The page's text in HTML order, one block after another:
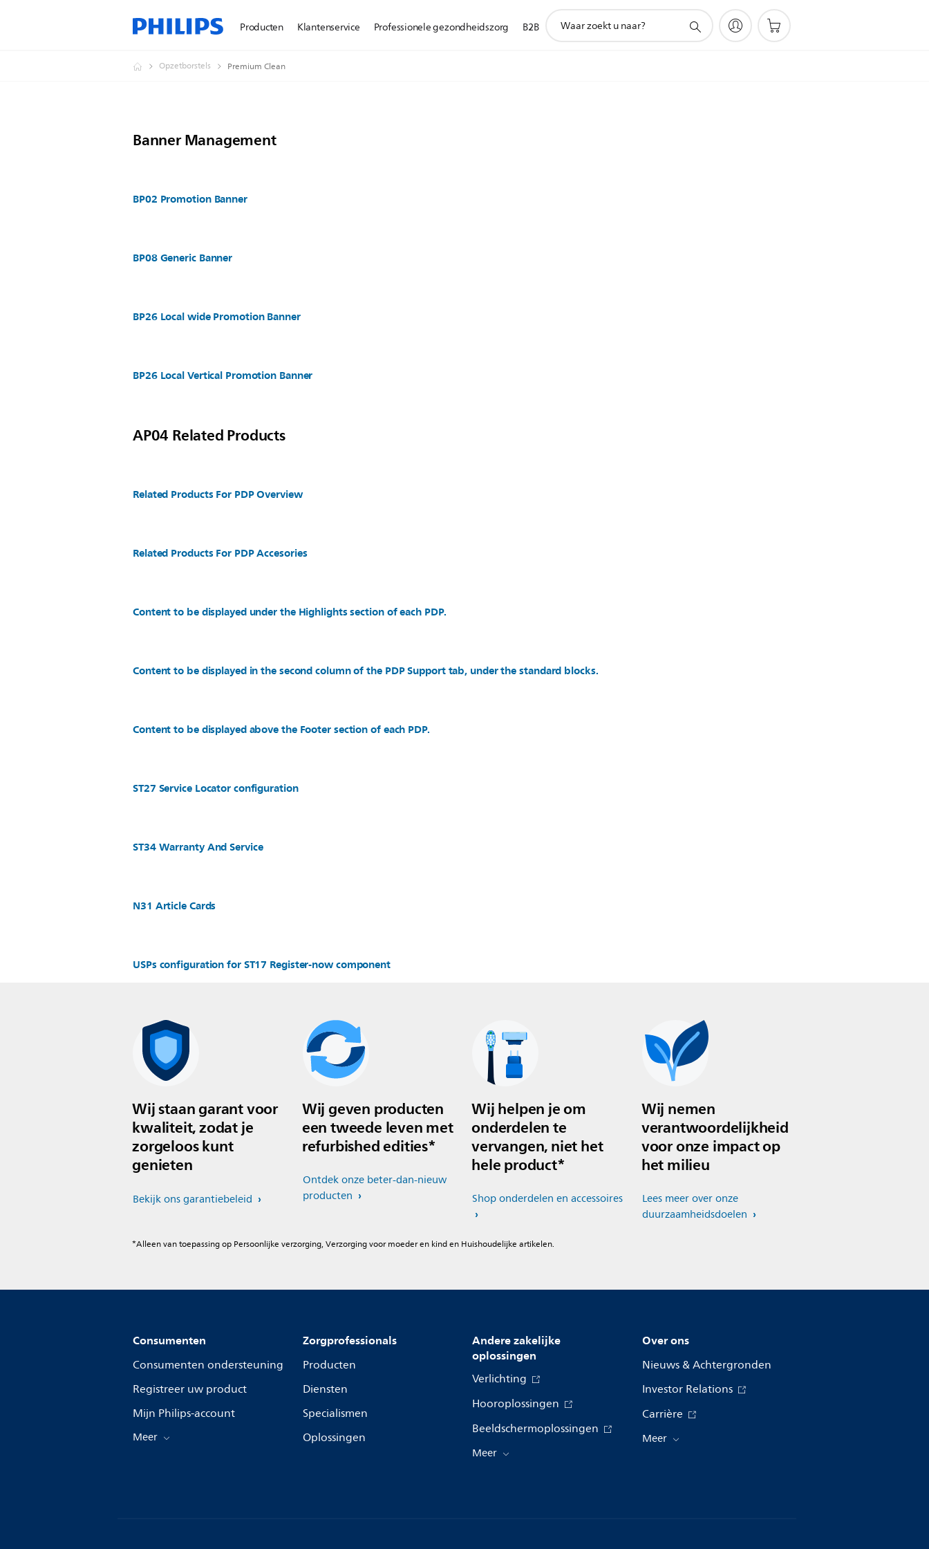
Producten Klantenservice Professionele gezondheidszorg B2B
zoeken
Opzetborstels Premium Clean
Banner Management
BP02 Promotion Banner
BP08 Generic Banner
BP26 Local wide Promotion Banner
BP26 Local Vertical Promotion Banner
AP04 Related Products
Related Products For PDP Overview
Related Products For PDP Accesories
Content to be displayed under the Highlights section of each PDP.
Content to be displayed in the second column of the PDP Support tab, under the standard blocks.
Content to be displayed above the Footer section of each PDP.
ST27 Service Locator configuration
ST34 Warranty And Service
N31 Article Cards
USPs configuration for ST17 Register-now component
Wij staan garant voor
kwaliteit, zodat je
zorgeloos kunt
genieten
Bekijk ons garantiebeleid
Wij geven producten
een tweede leven met
refurbished edities*
Ontdek onze beter-dan-nieuw
producten
Wij helpen je om
onderdelen te
vervangen, niet het
hele product*
Shop onderdelen en accessoires
Wij nemen
verantwoordelijkheid
voor onze impact op
het milieu
Lees meer over onze
duurzaamheidsdoelen
*Alleen van toepassing op Persoonlijke verzorging, Verzorging voor moeder en kind en Huishoudelijke artikelen.
Consumenten
Consumenten ondersteuning
Registreer uw product
Mijn Philips-account
Meer
Zorgprofessionals
Producten
Diensten
Specialismen
Oplossingen
Andere zakelijke
oplossingen
Verlichting
Hooroplossingen
Beeldschermoplossingen
Meer
Over ons
Nieuws & Achtergronden
Investor Relations
Carrière
Meer